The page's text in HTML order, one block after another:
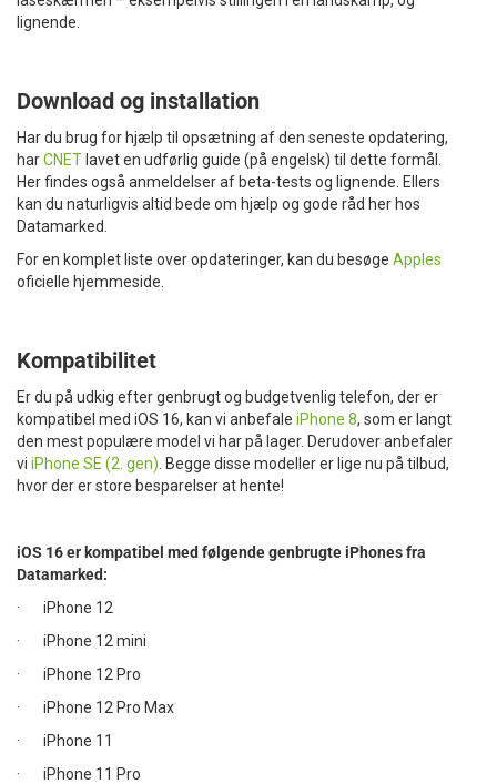
lignende.
Download og installation
Har du brug for hjælp til opsætning af den seneste opdatering,
harCNET lavet en udførlig guide (på engelsk) til dette formål.
Her findes også anmeldelser af beta-tests og lignende. Ellers
kan du naturligvis altid bede om hjælp og gode råd her hos
Datamarked.
For en komplet liste over opdateringer, kan du besøge Apples
oficielle hjemmeside.
Kompatibilitet
Er du på udkig efter genbrugt og budgetvenlig telefon, der er
kompatibel med iOS 16, kan vi anbefale iPhone 8, som er langt
den mest populære model vi har på lager. Derudover anbefaler
vi iPhone SE (2. gen) . Begge disse modeller er lige nu på tilbud,
hvor der er store besparelser at hente!
iOS 16 er kompatibel med følgende genbrugte iPhones fra
Datamarked:
· iPhone 12
· iPhone 12 mini
· iPhone 12 Pro
· iPhone 12 Pro Max
· iPhone 11
· iPhone 11 Pro